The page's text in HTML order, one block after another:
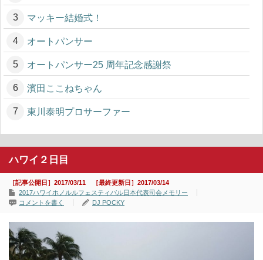
マッキー結婚式！
オートパンサー
オートパンサー25 周年記念感謝祭
濱田ここねちゃん
東川泰明プロサーファー
ハワイ２日目
［記事公開日］2017/03/11 ［最終更新日］2017/03/14
2017ハワイホノルルフェスティバル日本代表司会メモリー
コメントを書く
DJ POCKY